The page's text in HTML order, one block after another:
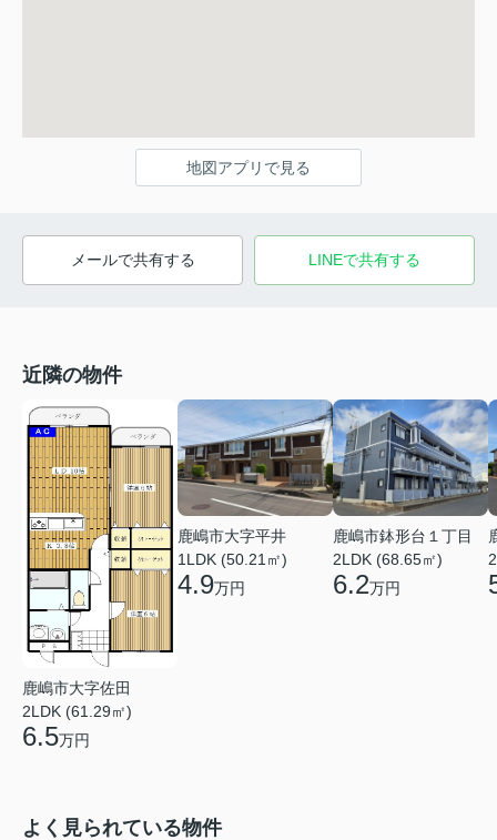
地図アプリで見る
メールで共有する LINEで共有する
近隣の物件
鹿嶋市大字佐田
2LDK (61.29㎡)
6.5万円
鹿嶋市大字平井
1LDK (50.21㎡)
4.9万円
鹿嶋市鉢形台１丁目
2LDK (68.65㎡)
6.2万円
よく見られている物件